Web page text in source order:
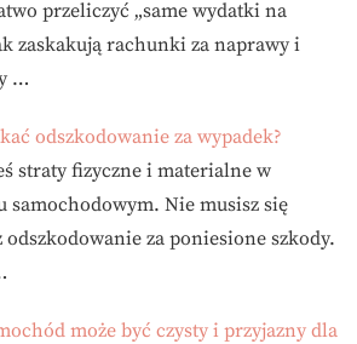
przeliczyć „same wydatki na
zaskakują rachunki za naprawy i
…
odszkodowanie za wypadek?
straty fizyczne i materialne w
samochodowym. Nie musisz się
za poniesione szkody.
może być czysty i przyjazny dla